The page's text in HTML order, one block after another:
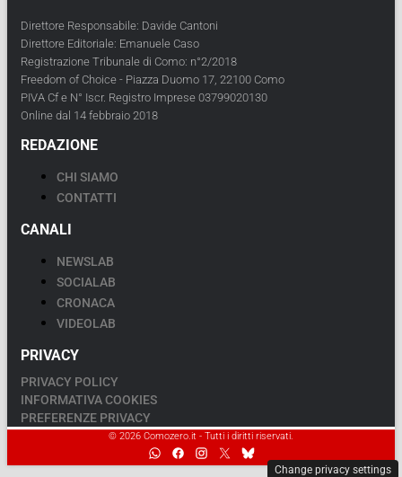
Direttore Responsabile: Davide Cantoni
Direttore Editoriale: Emanuele Caso
Registrazione Tribunale di Como: n°2/2018
Freedom of Choice - Piazza Duomo 17, 22100 Como
PIVA Cf e N° Iscr. Registro Imprese 03799020130
Online dal 14 febbraio 2018
REDAZIONE
CHI SIAMO
CONTATTI
CANALI
NEWSLAB
SOCIALAB
CRONACA
VIDEOLAB
PRIVACY
PRIVACY POLICY
INFORMATIVA COOKIES
PREFERENZE PRIVACY
© 2026 Comozero.it - Tutti i diritti riservati.
Change privacy settings